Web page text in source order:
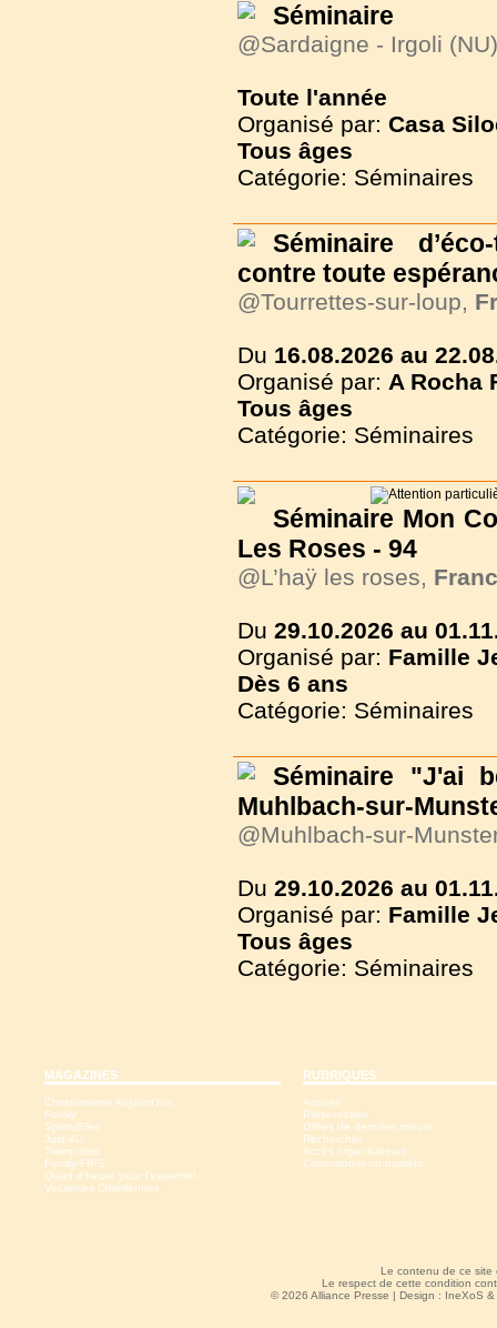
Séminaire
@Sardaigne - Irgoli
Toute l'année
Organisé par: Casa
Tous âges
Catégorie: Séminaires
Séminaire
contre toute
@Tourrettes-sur-loup,
Du 16.08.2026 au
Organisé par: A Rocha
Tous âges
Catégorie: Séminaires
Séminaire Mon
Les Roses - 94
@L’haÿ les roses,
Du 29.10.2026 au
Organisé par: Famille
Dès 6 ans
Catégorie: Séminaires
Séminaire "J'ai
Muhlbach-sur-
@Muhlbach-sur-
Du 29.10.2026 au
Organisé par: Famille
Tous âges
Catégorie: Séminaires
MAGAZINES
Christianisme Aujourd'hui
Family
SpirituElles
Just 4U
Trampoline
Family-FIPS
Quart d'heure pour l'essentiel
Vacances Chrétiennes
RUBRIQUES
Accueil
Présentation
Offres de dernière minute
Rechercher
Accès organisateurs
Commander un numéro
Le contenu de ce site
Le respect de cette condition
© 2026 Alliance Presse | Design : IneXoS &